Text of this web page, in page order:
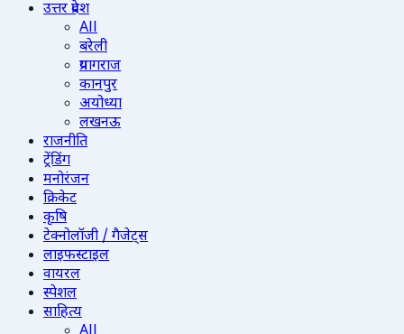
उत्तर प्रदेश
All
बरेली
प्रयागराज
कानपुर
अयोध्या
लखनऊ
राजनीति
ट्रेंडिंग
मनोरंजन
क्रिकेट
कृषि
टेक्नोलॉजी / गैजेट्स
लाइफस्टाइल
वायरल
स्पेशल
साहित्य